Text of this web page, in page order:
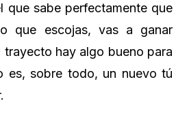
que sabe perfectamente que
que escojas, vas a ganar
hay algo bueno para
es, sobre todo, un nuevo tú